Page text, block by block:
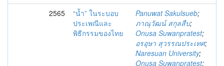
2565
“น้ำ” ในระบอบ
ประเพณีและ
พิธีกรรมของไทย
Panuwat Sakulsueb;
ภาณุวัฒน์ สกุลสืบ;
Onusa Suwanpratest;
อรอุษา สุวรรณประเทศ;
Naresuan University;
Onusa Suwanpratest;